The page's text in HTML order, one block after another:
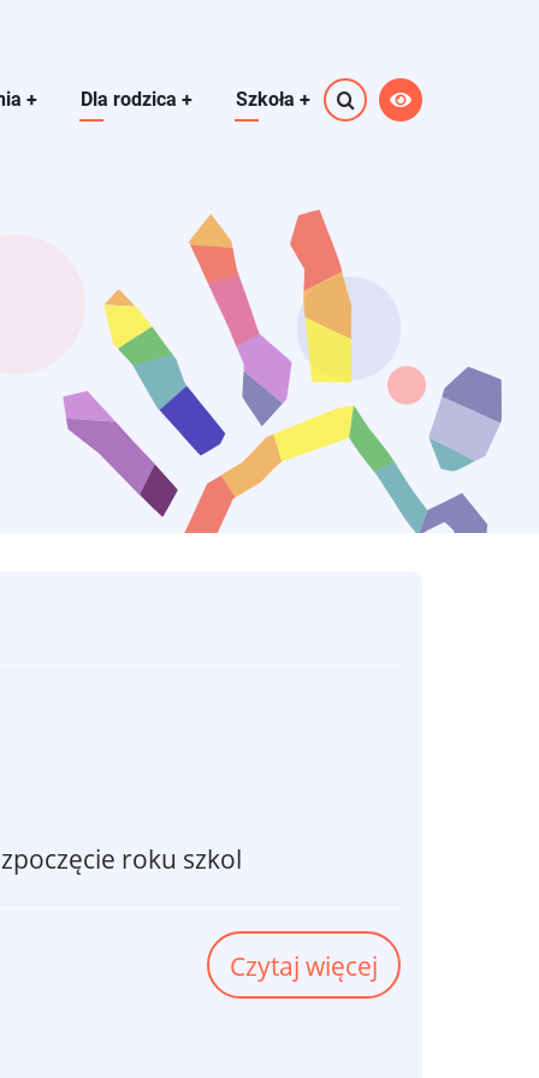
+ Dla rodzica + Szkoła +
roku szkol
Czytaj więcej
Rozpoczęcie